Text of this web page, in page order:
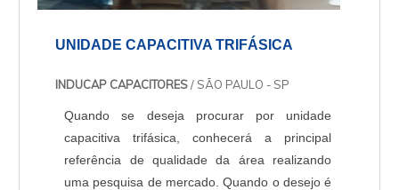
UNIDADE CAPACITIVA TRIFÁSICA
INDUCAP CAPACITORES/ SÃO PAULO - SP
Quando se deseja procurar por unidade
capacitiva trifásica, conhecerá a principal
referência de qualidade da área realizando
uma pesquisa de mercado. Quando o desejo é